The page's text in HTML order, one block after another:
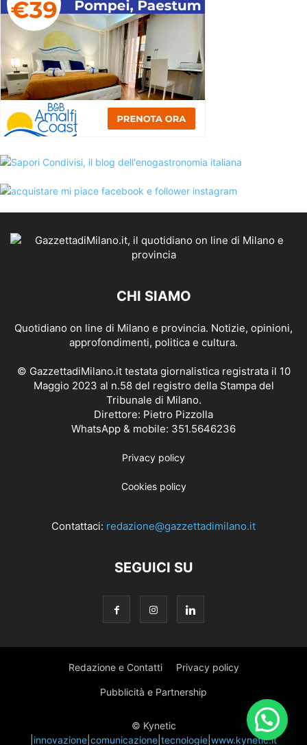
CHI SIAMO
Quotidiano on line di Milano e provincia. Notizie, opinioni,
approfondimenti, politica e cultura.
© GazzettadiMilano.it testata giornalistica registrata il 10
Maggio 2023 al n.58 del registro della Stampa del
Tribunale di Milano.
Direttore: Pietro Pizzolla
WhatsApp & mobile: 351.5646236
Privacy policy
Cookies policy
Contattaci: redazione@gazzettadimilano.it
SEGUICI SU
Redazione e Contatti Privacy policy
Pubblicità e Partnership
© Kynetic
innovazione comunicazione tecnologie www.kynetic.it